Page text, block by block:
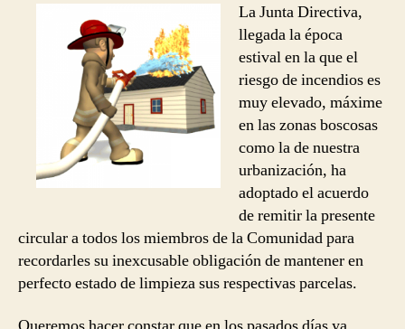
La Junta Directiva,
llegada la época
estival en la que el
riesgo de incendios es
muy elevado, máxime
en las zonas boscosas
como la de nuestra
urbanización, ha
adoptado el acuerdo
de remitir la presente
circular a todos los miembros de la Comunidad para
recordarles su inexcusable obligación de mantener en
perfecto estado de limpieza sus respectivas parcelas.